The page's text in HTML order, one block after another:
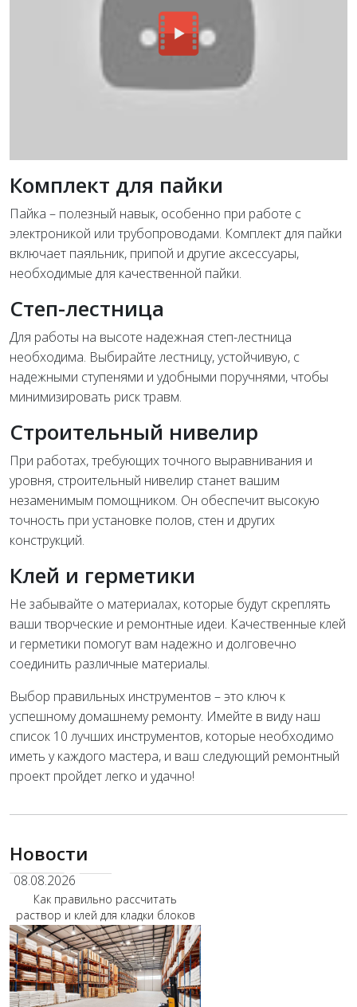
Комплект для пайки
Пайка – полезный навык, особенно при работе с
электроникой или трубопроводами. Комплект для пайки
включает паяльник, припой и другие аксессуары,
необходимые для качественной пайки.
Степ-лестница
Для работы на высоте надежная степ-лестница
необходима. Выбирайте лестницу, устойчивую, с
надежными ступенями и удобными поручнями, чтобы
минимизировать риск травм.
Строительный нивелир
При работах, требующих точного выравнивания и
уровня, строительный нивелир станет вашим
незаменимым помощником. Он обеспечит высокую
точность при установке полов, стен и других
конструкций.
Клей и герметики
Не забывайте о материалах, которые будут скреплять
ваши творческие и ремонтные идеи. Качественные клей
и герметики помогут вам надежно и долговечно
соединить различные материалы.
Выбор правильных инструментов – это ключ к
успешному домашнему ремонту. Имейте в виду наш
список 10 лучших инструментов, которые необходимо
иметь у каждого мастера, и ваш следующий ремонтный
проект пройдет легко и удачно!
Новости
08.08.2026
Как правильно рассчитать
раствор и клей для кладки блоков